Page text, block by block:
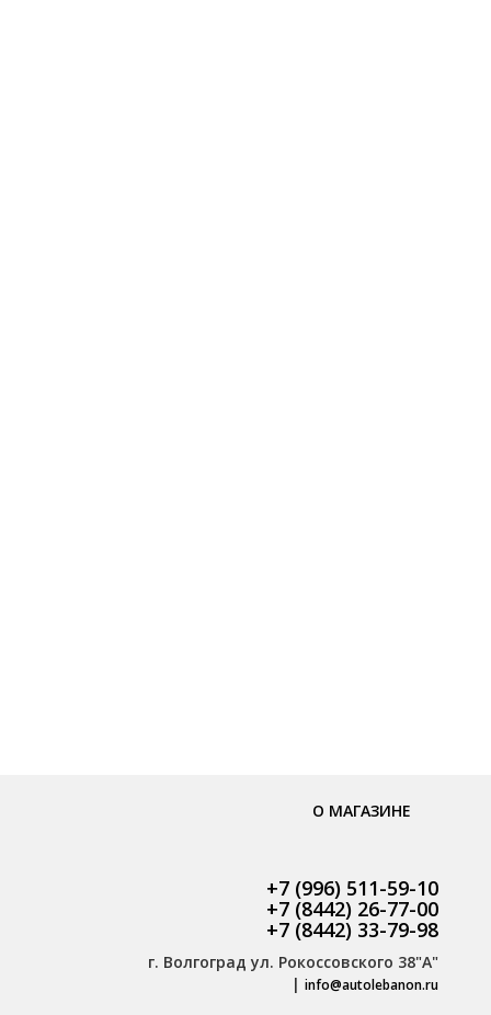
О МАГАЗИНЕ
+7 (996) 511-59-10
+7 (8442) 26-77-00
+7 (8442) 33-79-98
г. Волгоград ул. Рокоссовского 38"А"
|info@autolebanon.ru